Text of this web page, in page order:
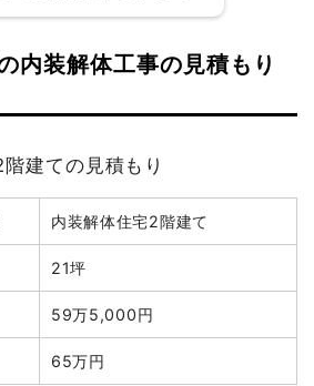
3面
50,000
150,000円
1面
50,000
50,000円
60,000
円
1式
50,000円
228万円
503万8,000円
57坪
40,000
円
2,280,000
内装解体工事の見積もり
建ての見積もり
内装解体住宅2階建て
21坪
59万5,000円
65万円